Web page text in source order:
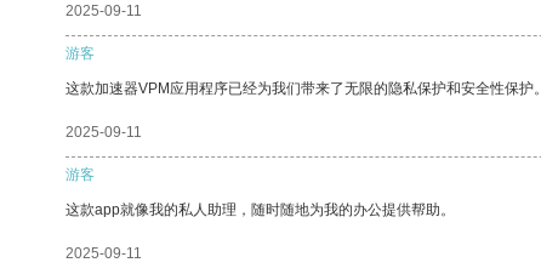
2025-09-11
游客
这款加速器VPM应用程序已经为我们带来了无限的隐私保护和安全性保护。
2025-09-11
游客
这款app就像我的私人助理，随时随地为我的办公提供帮助。
2025-09-11